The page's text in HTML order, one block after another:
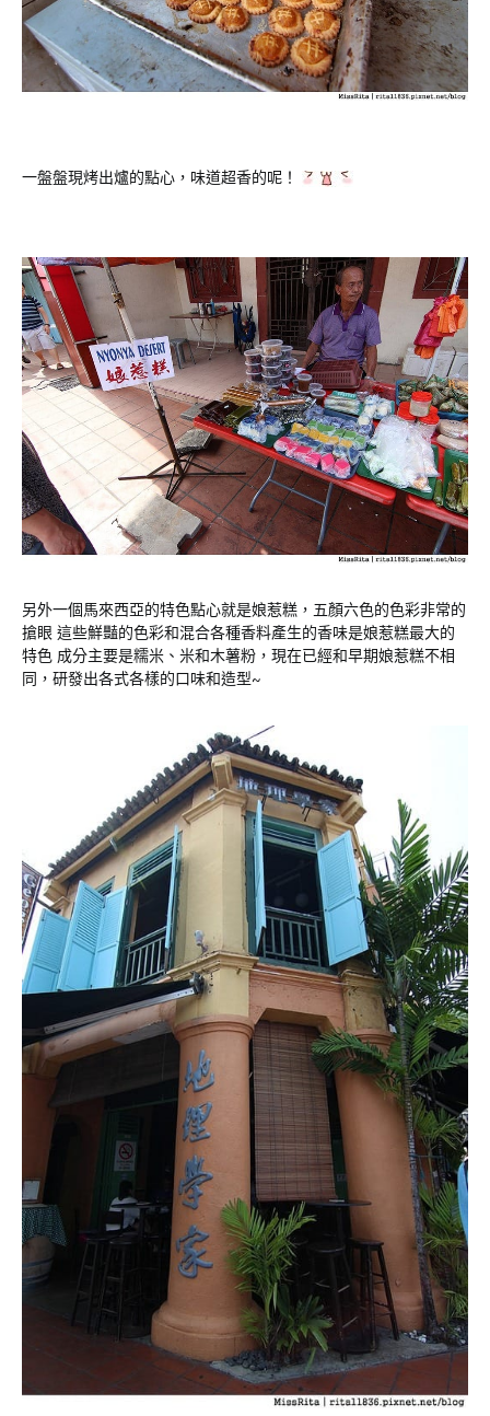
一盤盤現烤出爐的點心，味道超香的呢！
另外一個馬來西亞的特色點心就是娘惹糕，五顏六色的色彩非常的
搶眼 這些鮮豔的色彩和混合各種香料產生的香味是娘惹糕最大的
特色 成分主要是糯米、米和木薯粉，現在已經和早期娘惹糕不相
同，研發出各式各樣的口味和造型~